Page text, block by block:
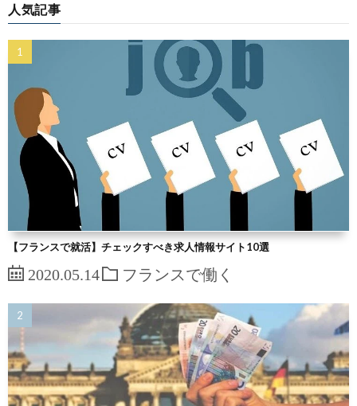
人気記事
【フランスで就活】チェックすべき求人情報サイト10選
2020.05.14 フランスで働く